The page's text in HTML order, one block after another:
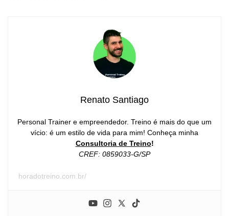
Renato Santiago
Personal Trainer e empreendedor. Treino é mais do que um
vício: é um estilo de vida para mim! Conheça minha
Consultoria de Treino!
CREF: 0859033-G/SP
horadotreino.com.br/